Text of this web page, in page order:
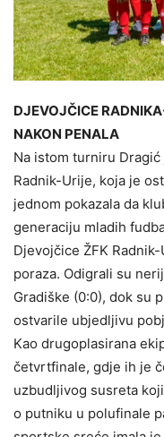
DJEVOJČICE
NAKON PENALA
Na istom turniru
Radnik-Urije, koja je
jednom pokazala da
generaciju mladih
Djevojčice ŽFK
poraza. Odigrali su
Gradiške (0:0), dok su
ostvarile ubjedljivu
Kao drugoplasirana
četvrtfinale, gdje ih je
uzbudljivog susreta
o putniku u polufinale